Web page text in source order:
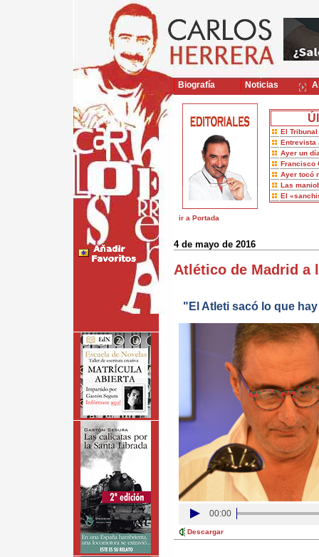
El
Entrevista
Ayer un
Francisco
Ayer tocó
Las
El
ir a Portada
4 de mayo de 2016
Atlético de Madrid a
"El Atleti sacó lo que
00:00
Descargar
Biografía Noticias